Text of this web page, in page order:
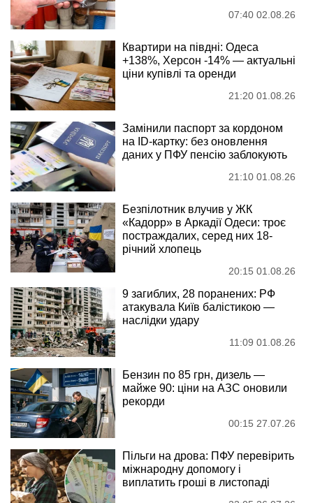
07:40 02.08.26
Квартири на півдні: Одеса
+138%, Херсон -14% — актуальні
ціни купівлі та оренди
21:20 01.08.26
Замінили паспорт за кордоном
на ID-картку: без оновлення
даних у ПФУ пенсію заблокують
21:10 01.08.26
Безпілотник влучив у ЖК
«Кадорр» в Аркадії Одеси: троє
постраждалих, серед них 18-
річний хлопець
20:15 01.08.26
9 загиблих, 28 поранених: РФ
атакувала Київ балістикою —
наслідки удару
11:09 01.08.26
Бензин по 85 грн, дизель —
майже 90: ціни на АЗС оновили
рекорди
00:15 27.07.26
Пільги на дрова: ПФУ перевірить
міжнародну допомогу і
виплатить гроші в листопаді